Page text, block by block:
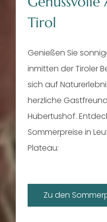
€
Tirol
Genießen Sie
inmitten der Tiroler
sich auf
herzliche
Hubertushof.
Sommerpreise in
Plateau:
Zu den